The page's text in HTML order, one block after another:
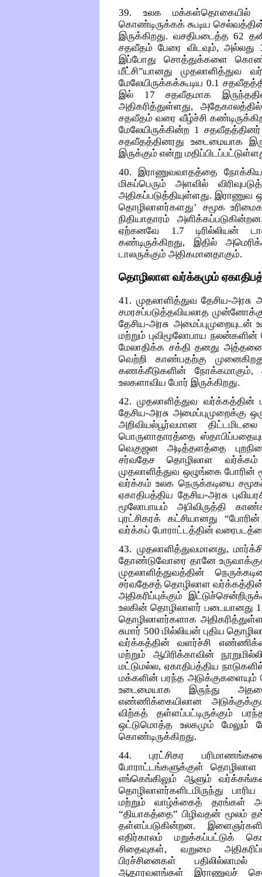
39. உலக மக்கள்தொகையில்
கொண்டிருக்கக் கூடிய
இருக்கிறது. வசதிபடைத்த 62
சதவீதம் பேரை விடவும், அல்லது
இப்போது சொத்துக்களை
மீட்சி”யானது முதலாளித்துவ
மேலேயிருக்கக்கூடிய 0.1
இல் 17 சதவீதமாக
அதிகரித்துள்ளது,
சதவீதம் வரை வீழ்ச்சி
மேலேயிருக்கின்ற 1
சதவீதத்தினரது உடைமையாக
இருக்கும் என்று
40. இராணுவவாதத்தை நோக்கிய
மிகப்பெரும் அளவில்
அதிகப்படுத்தியுள்ளது. இராணுவ
தொழிலாளர்களது’ சமூக
நிதியாதாரம்
ஏற்கனவே 1.7 டிரில்லியன்
கண்டிருக்கிறது, இதில்
டாலருக்கும் அதிகமானதாகும்.
தொழிலாள வர்க்கமும்
41. முதலாளித்துவ தேசிய-
சமரசப்படுத்தவியலாத
தேசிய-அரசு
மற்றும் புவிமூலோபாய
மேலாதிக்க சக்தி தனது
வெற்றி காண்பதற்கு
கணக்கீடுகளின் நோக்கமாகும்,
உலகளாவிய போர் இருக்கிறது.
42. முதலாளித்துவ வர்க்கத்தின்
தேசிய-அரசு அமைப்புமுறைக்கு
அறிவியல்பூர்வமான
பொருளாதாரத்தை
வெகுஜன அடித்தளத்தை
சர்வதேச தொழிலாள வர்க்கம்
முதலாளித்துவ ஒழுங்கை போரின்
வர்க்கம் உலக நெருக்கடியை
ஏகாதிபத்திய தேசிய-அரசு
மூலோபாயம் அபிவிருத்தி
புரட்சிகரக் கட்சியானது
வர்க்கப் போராட்டத்தின்
43. முதலாளித்துவமானது,
தோண்டுவோரை தானே
முதலாளித்துவத்தின்
சர்வதேசத் தொழிலாள
அதிகரிப்புக்கும்
உலகின் தொழிலாளர் படையானது
தொழிலாளர்களாக
சுமார் 500 மில்லியன் புதிய
வர்க்கத்தின் வளர்ச்சி
மற்றும் ஆபிரிக்காவின்
மட்டுமல்ல, ஏகாதிபத்திய
மக்களின் பரந்த அடுக்குகளையும்
உடைமையாக இருந்து
எண்ணிக்கையிலான
விற்கத் தள்ளப்பட்டிருக்கும்
ஒட்டுமொத்த உலகமும் மேலும்
கொண்டிருக்கிறது.
44. புரட்சிகர
போராட்டங்களுக்குள் தொழிலாள
எங்கெங்கிலும் ஆளும்
தொழிலாளர்களிடமிருந்து
மற்றும் வாழ்க்கைத் தரங்கள்
“தியாகத்தை” பிழிவதன் மூலம்
தள்ளப்படுகின்றன.
எதிர்காலம் மறுக்கப்பட்டுக்
சிதைவுகள், வறுமை
பிரச்சினைகள்
ஆதாரவளங்கள் இராணுவச்